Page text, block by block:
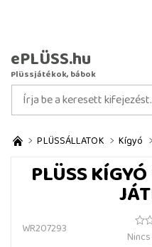
ePLÜSS.hu
Plüssjátékok, bábok
PLÜSSÁLLATOK Kígyó
PLÜSS
WR207293